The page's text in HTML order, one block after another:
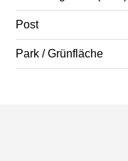
Post
Park / Grünfläche